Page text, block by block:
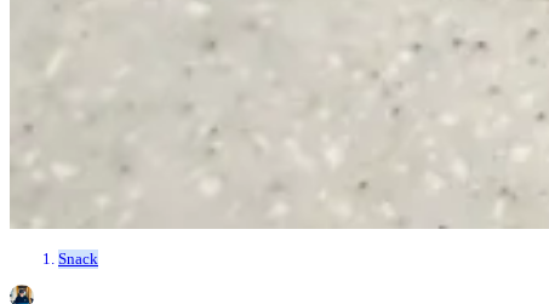
Snack